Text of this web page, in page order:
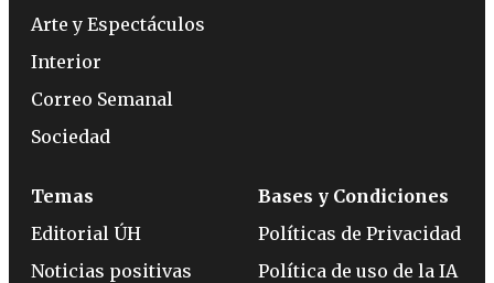
Arte y Espectáculos
Interior
Correo Semanal
Sociedad
Temas
Editorial ÚH
Noticias positivas
Bases y Condiciones
Políticas de Privacidad
Política de uso de la IA